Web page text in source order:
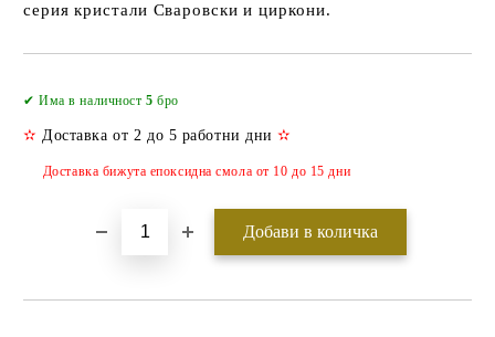
серия кристали Сваровски и циркони.
✔ Има в наличност5 бро
✫ Доставка от 2 до 5 работни дни✫
Доставка бижута епоксидна смола от 10 до 15 дни